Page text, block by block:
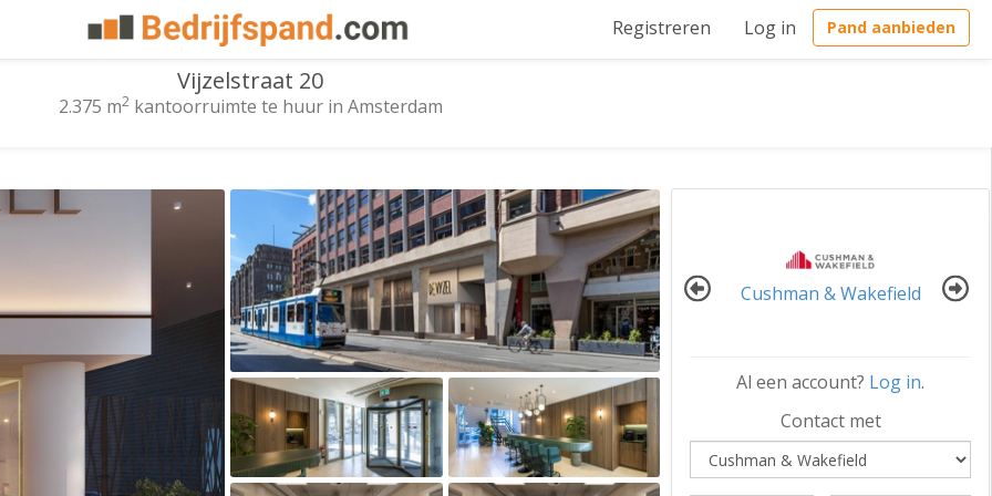
Registreren Log in Pand aanbieden
Vijzelstraat 20
2.375 m2kantoorruimte te huur in Amsterdam
Cushman & Wakefield
Al een account? Log in.
Contact met